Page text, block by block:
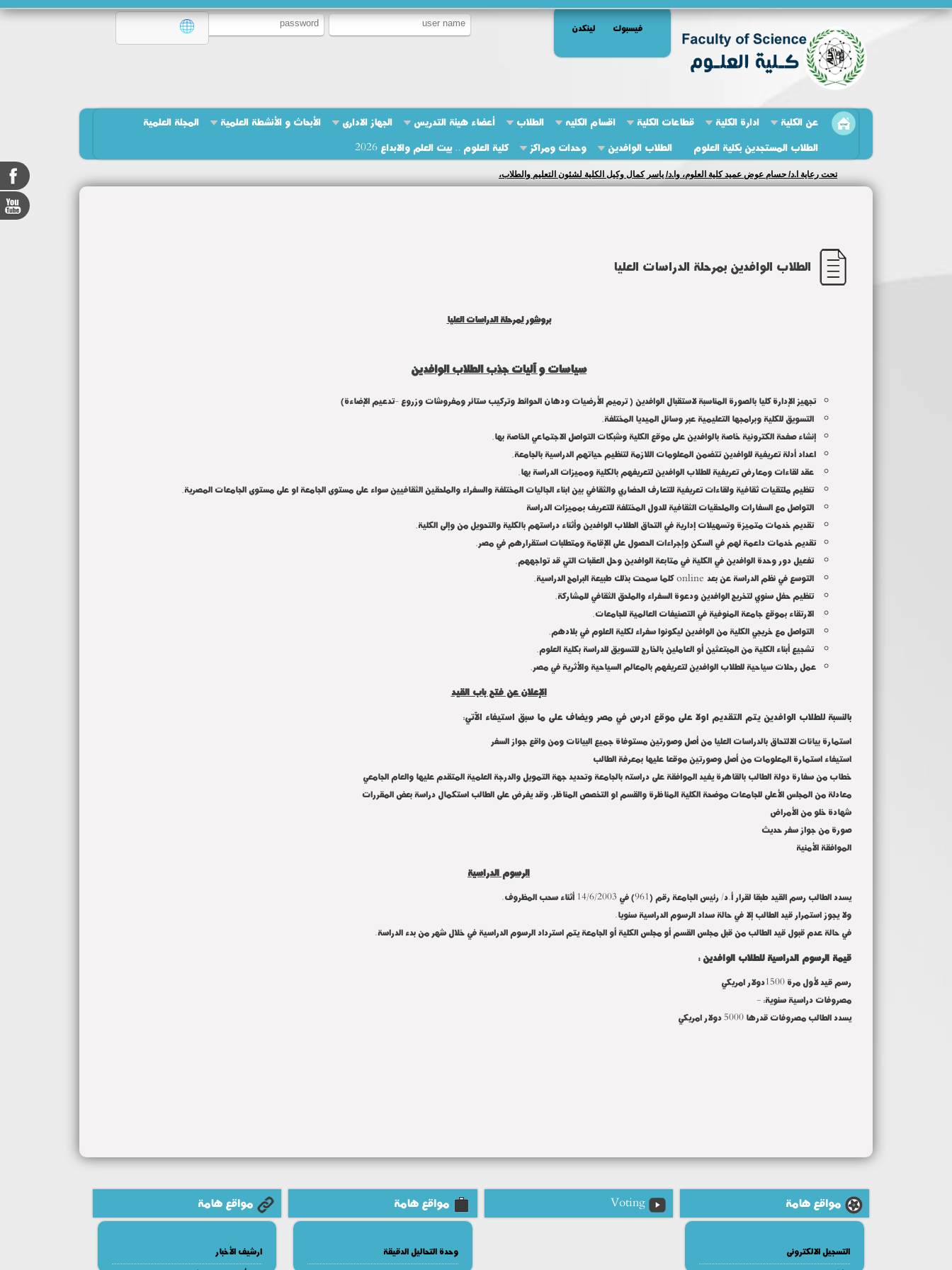
فيسبوك لينكدن
عن الكلية ادارة الكلية قطاعات الكلية اقسام الكليه الطلاب أعضاء هيئة التدريس الجهاز الادارى الأبحاث و الأنشطة العلمية
المجلة العلمية
الطلاب المستجدين بكلية العلوم
الطلاب الوافدين وحدات ومراكز كلية العلوم .. بيت العلم والابداع 2026
نائب مدير مركز الجوده يتابع استعدادات كليه العلوم لزياره وفد من الهيئة القومية لضمان جودة التعليم والاعتماد غدا لجامعه المنوفيه
الطلاب الوافدين بمرحلة الدراسات العليا
بروشور لمرحلة الدراسات العليا
سياسات و آليات جذب الطلاب الوافدين
تجهيز الإدارة كليا بالصورة المناسبة لاستقبال الوافدين ( ترميم الأرضيات ودهان الحوائط وتركيب ستائر ومفروشات وزروع -تدعيم الإضاءة)
التسويق للكلية وبرامجها التعليمية عبر وسائل الميديا المختلفة.
إنشاء صفحة الكترونية خاصة بالوافدين على موقع الكلية وشبكات التواصل الاجتماعي الخاصة بها.
اعداد أدلة تعريفية للوافدين تتضمن المعلومات اللازمة لتنظيم حياتهم الدراسية بالجامعة.
عقد لقاءات ومعارض تعريفية للطلاب الوافدين لتعريفهم بالكلية ومميزات الدراسة بها.
تنظيم ملتقيات ثقافية ولقاءات تعريفية للتعارف الحضاري والثقافي بين ابناء الجاليات المختلفة والسفراء والملحقين الثقافيين سواء على مستوى الجامعة او على مستوى الجامعات المصرية.
التواصل مع السفارات والملحقيات الثقافية للدول المختلفة للتعريف بمميزات الدراسة
تقديم خدمات متميزة وتسهيلات إدارية في التحاق الطلاب الوافدين وأثناء دراستهم بالكلية والتحويل من وإلى الكلية.
تقديم خدمات داعمة لهم في السكن وإجراءات الحصول على الإقامة ومتطلبات استقرارهم في مصر.
تفعيل دور وحدة الوافدين في الكلية في متابعة الوافدين وحل العقبات التي قد تواجههم.
التوسع في نظم الدراسة عن بعد onlineكلما سمحت بذلك طبيعة البرامج الدراسية.
تنظيم حفل سنوي لتخريج الوافدين ودعوة السفراء والملحق الثقافي للمشاركة.
الارتقاء بموقع جامعة المنوفية في التصنيفات العالمية للجامعات.
التواصل مع خريجي الكلية من الوافدين ليكونوا سفراء لكلية العلوم في بلادهم.
تشجيع أبناء الكلية من المبتعثين أو العاملين بالخارج للتسويق للدراسة بكلية العلوم.
عمل رحلات سياحية للطلاب الوافدين لتعريفهم بالمعالم السياحية والأثرية في مصر.
الإعلان عن فتح باب القيد
بالنسبة للطلاب الوافدين يتم التقديم اولا على موقع ادرس في مصر ويضاف على ما سبق استيفاء الآتي:
استمارة بيانات الالتحاق بالدراسات العليا من أصل وصورتين مستوفاة جميع البيانات ومن واقع جواز السفر
استيفاء استمارة المعلومات من أصل وصورتين موقعا عليها بمعرفة الطالب
خطاب من سفارة دولة الطالب بالقاهرة يفيد الموافقة على دراسته بالجامعة وتحديد جهة التمويل والدرجة العلمية المتقدم عليها والعام الجامعي
معادلة من المجلس الأعلى للجامعات موضحة الكلية المناظرة والقسم او التخصص المناظر، وقد يفرض على الطالب استكمال دراسة بعض المقررات
شهادة خلو من الأمراض
صورة من جواز سفر حديث
الموافقة الأمنية
الرسوم الدراسية
يسدد الطالب رسم القيد طبقا لقرار أ.د/ رئيس الجامعة رقم (961) في 14/6/2003 أثناء سحب المظروف.
ولا يجوز استمرار قيد الطالب إلا في حالة سداد الرسوم الدراسية سنويا.
في حالة عدم قبول قيد الطالب من قبل مجلس القسم أو مجلس الكلية أو الجامعة يتم استرداد الرسوم الدراسية في خلال شهر من بدء الدراسة.
قيمة الرسوم الدراسية للطلاب الوافدين :
رسم قيد لأول مرة 1500دولار امريكي
مصروفات دراسية سنوية: -
يسدد الطالب مصروفات قدرها 5000 دولار امريكي
مواقع هامة
التسجيل الالكترونى
Voting مواقع هامة
وحدة التحاليل الدقيقة
مواقع هامة
ارشيف الأخبار